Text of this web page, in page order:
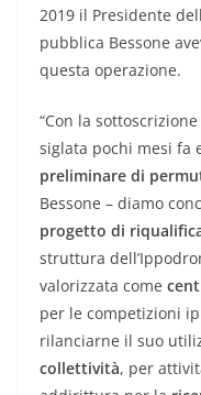
2019 il Presidente
pubblica Bessone
questa operazione.
“Con la
siglata pochi mesi fa
preliminare di
Bessone – diamo
progetto di
struttura
valorizzata come
per le competizioni
rilanciarne il suo
collettività, per